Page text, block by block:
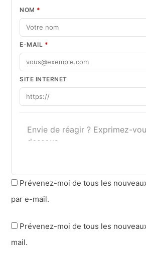
NOM *
E-MAIL *
SITE INTERNET
Prévenez-moi de tous les
par e-mail.
Prévenez-moi de tous les
mail.